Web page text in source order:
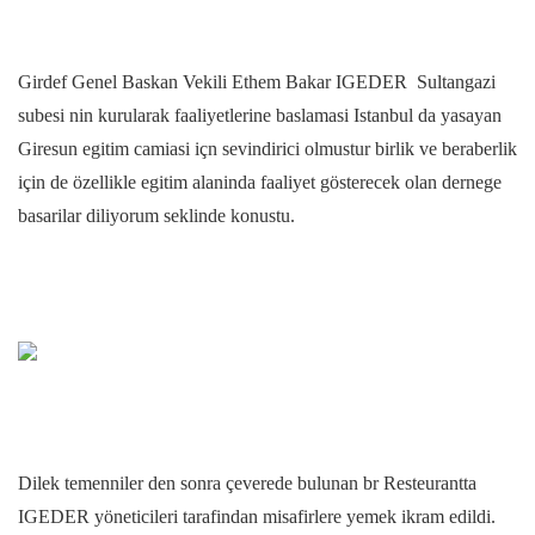
Girdef Genel Baskan Vekili Ethem Bakar IGEDER Sultangazi
subesi nin kurularak faaliyetlerine baslamasi Istanbul da yasayan
Giresun egitim camiasi içn sevindirici olmustur birlik ve beraberlik
için de özellikle egitim alaninda faaliyet gösterecek olan dernege
basarilar diliyorum seklinde konustu.
Dilek temenniler den sonra çeverede bulunan br Resteurantta
IGEDER yöneticileri tarafindan misafirlere yemek ikram edildi.